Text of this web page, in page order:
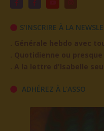
S'INSCRIRE À LA
ADHÉREZ À L'ASSO